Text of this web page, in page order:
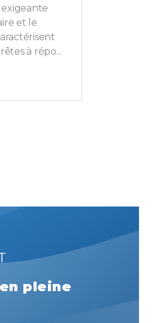
exigeante
et le
à répo...
pleine